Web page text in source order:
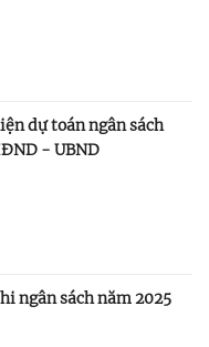
dự toán ngân sách
- UBND
ngân sách năm 2025